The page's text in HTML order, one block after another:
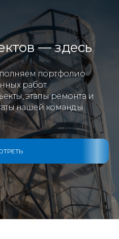
— здесь
портфолио
работ.
этапы ремонта и
нашей команды.